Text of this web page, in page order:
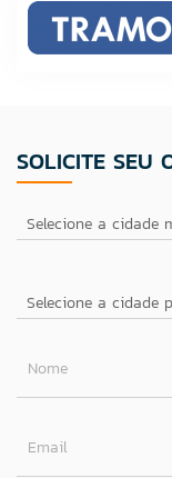
SOLICITE SEU
Nome
Email